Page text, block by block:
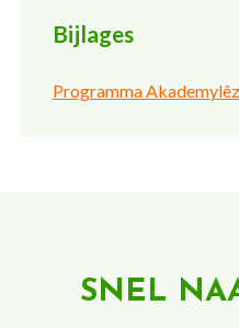
Bijlages
Programma
SNEL